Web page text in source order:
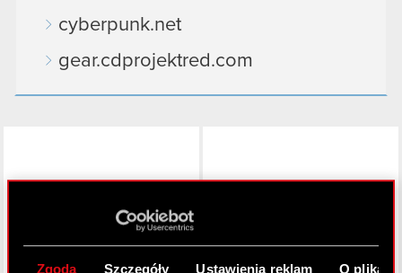
Zgoda Szczegóły Ustawienia reklam O
cyberpunk.net
gear.cdprojektred.com